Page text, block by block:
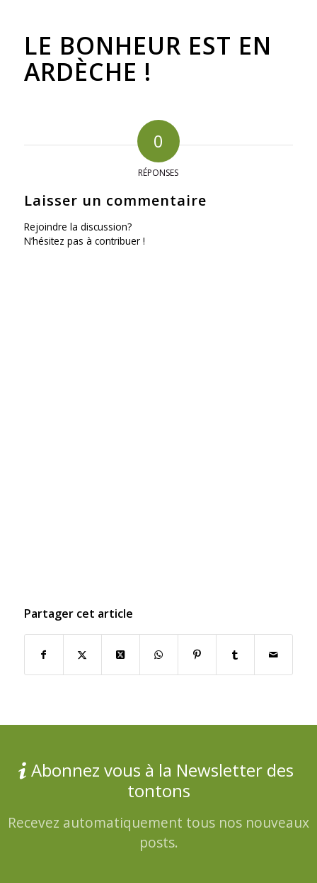
LE BONHEUR EST EN
ARDÈCHE !
0
RÉPONSES
Laisser un commentaire
Rejoindre la discussion?
N’hésitez pas à contribuer !
Partager cet article
Abonnez vous à la Newsletter des
tontons
Recevez automatiquement tous nos nouveaux
posts.